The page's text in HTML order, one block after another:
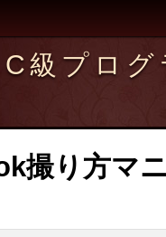
C級プロ
撮り方マ